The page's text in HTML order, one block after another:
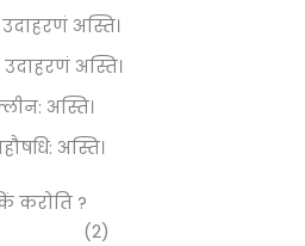
अस्ति।
अस्ति।
अस्ति।
अस्ति।
किं करोति ?